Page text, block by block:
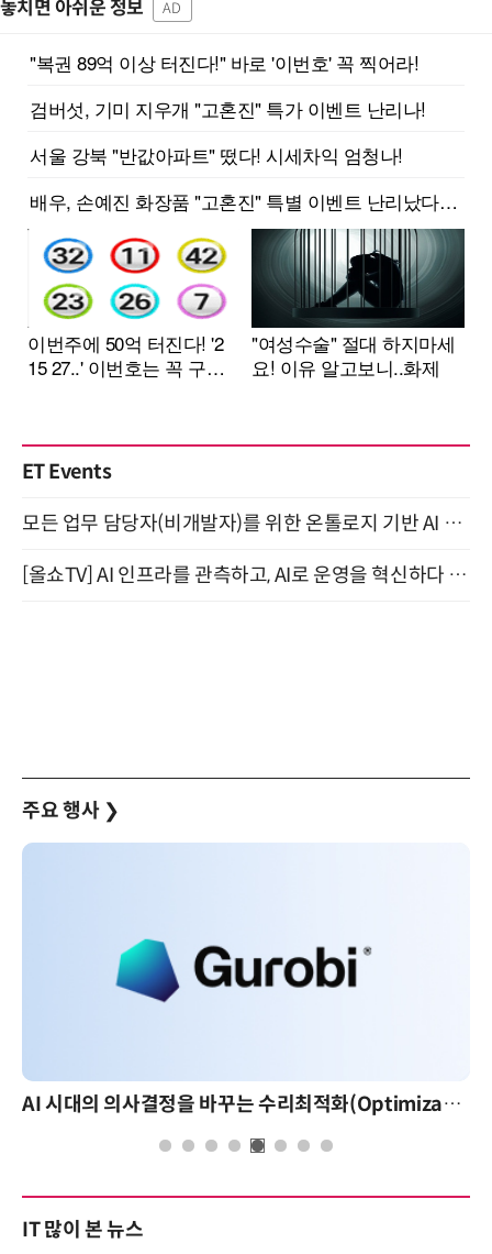
놓치면 아쉬운 정보 AD
ET Events
모든 업무 담당자(비개발자)를 위한 온톨로지 기반 AI 지식체계 설계 1-day 워크숍 8월 20일 개최
[올쇼TV] AI 인프라를 관측하고, AI로 운영을 혁신하다 (8월 11일 생방송)
주요 행사 ❯
AI 핀옵스 실전 세미나: 폭증하는 AI 토큰 비용 관리 전략
IT 많이 본 뉴스